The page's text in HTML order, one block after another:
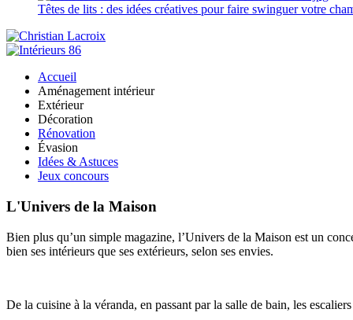
Têtes de lits : des idées créatives pour faire swinguer votre
Accueil
Aménagement intérieur
Extérieur
Décoration
Rénovation
Évasion
Idées & Astuces
Jeux concours
L'Univers de la Maison
Bien plus qu’un simple magazine, l’Univers de la Maison est un
bien ses intérieurs que ses extérieurs, selon ses envies.
De la cuisine à la véranda, en passant par la salle de bain, les